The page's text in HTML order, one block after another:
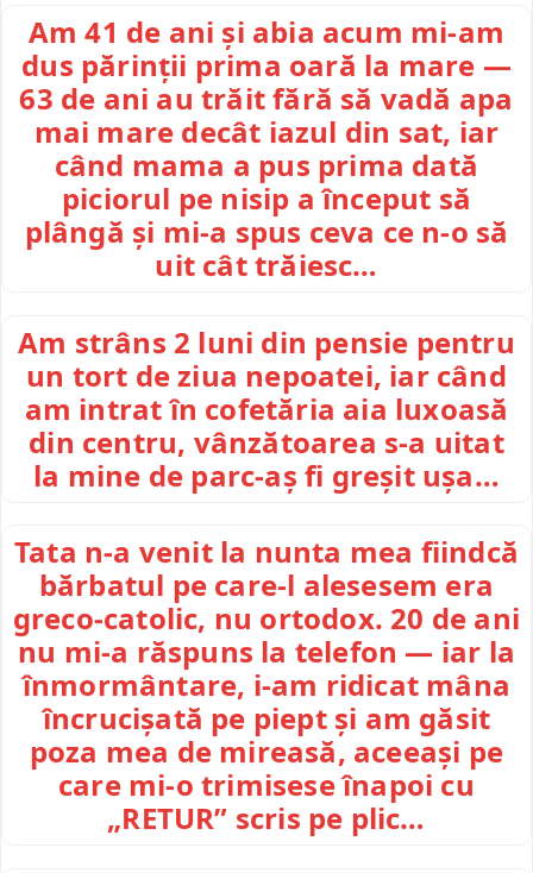
Am 41 de ani și abia acum mi-am
dus părinții prima oară la mare —
63 de ani au trăit fără să vadă apa
mai mare decât iazul din sat, iar
când mama a pus prima dată
piciorul pe nisip a început să
plângă și mi-a spus ceva ce n-o să
uit cât trăiesc…
Am strâns 2 luni din pensie pentru
un tort de ziua nepoatei, iar când
am intrat în cofetăria aia luxoasă
din centru, vânzătoarea s-a uitat
la mine de parc-aș fi greșit ușa…
Tata n-a venit la nunta mea fiindcă
bărbatul pe care-l alesesem era
greco-catolic, nu ortodox. 20 de ani
nu mi-a răspuns la telefon — iar la
înmormântare, i-am ridicat mâna
încrucișată pe piept și am găsit
poza mea de mireasă, aceeași pe
care mi-o trimisese înapoi cu
„RETUR” scris pe plic…